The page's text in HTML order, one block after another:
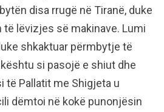
disa rrugë në Tiranë, duke
të lëvizjes së makinave. Lumi
shkaktuar përmbytje të
si pasojë e shiut dhe
të Pallatit me Shigjeta u
dëmtoi në kokë punonjësin